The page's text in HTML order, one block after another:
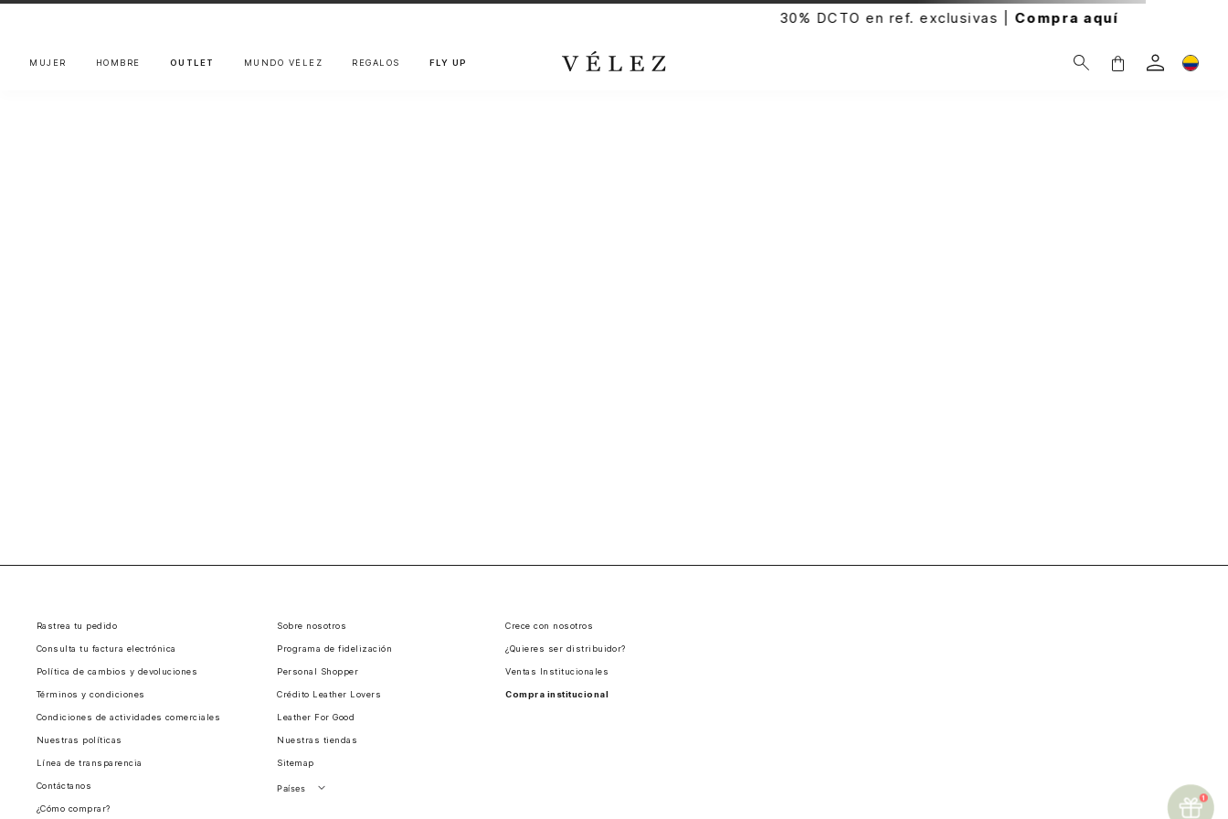
30% DCTO en ref. exclusivas |Compra aquí
MUJER HOMBRE OUTLET MUNDO VÉLEZ REGALOS FLY UP
Rastrea tu pedido
Consulta tu factura electrónica
Política de cambios y devoluciones
Términos y condiciones
Condiciones de actividades comerciales
Nuestras políticas
Línea de transparencia
Contáctanos
¿Cómo comprar?
Sobre nosotros
Programa de fidelización
Personal Shopper
Crédito Leather Lovers
Leather For Good
Nuestras tiendas
Sitemap
Países
Crece con nosotros
¿Quieres ser distribuidor?
Ventas Institucionales
Compra institucional